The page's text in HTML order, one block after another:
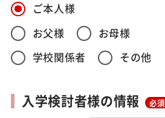
ご本人様
お父様
お母様
学校関係者
その他
入学検討者様の情報 必須